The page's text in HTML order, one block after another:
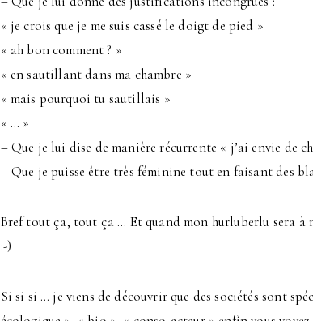
« je crois que je me suis cassé le doigt de pied »
« ah bon comment ? »
« en sautillant dans ma chambre »
« mais pourquoi tu sautillais »
« … »
– Que je lui dise de manière récurrente « j’ai envie de
– Que je puisse être très féminine tout en faisant des
Bref tout ça, tout ça … Et quand mon hurluberlu sera à
:-)
Si si si … je viens de découvrir que des sociétés sont